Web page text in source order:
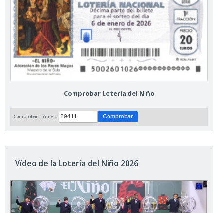
Comprobar Lotería del Niño
Comprobar número:
Vídeo de la Lotería del Niño 2026